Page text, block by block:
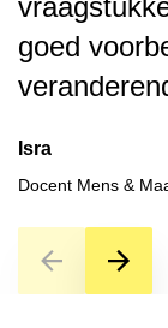
goed
Isra
Docent Mens &